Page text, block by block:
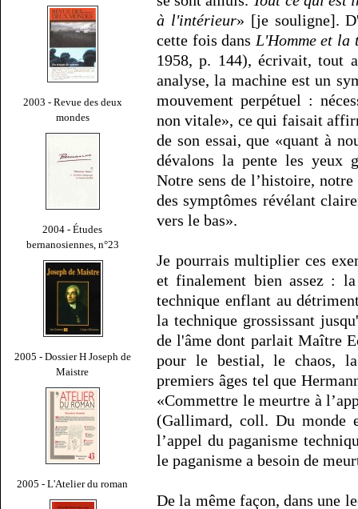
2003 - Revue des deux
mondes
2004 - Études
bernanosiennes, n°23
2005 - Dossier H Joseph de
Maistre
2005 - L'Atelier du roman
à l'intérieur» [je souligne].
cette fois dans L'Homme et la
1958, p. 144), écrivait, tout
analyse, la machine est un
mouvement perpétuel :
non vitale», ce qui faisait
de son essai, que «quant à
dévalons la pente les yeux
Notre sens de l’histoire,
des symptômes révélant
vers le bas».
Je pourrais multiplier ces
et finalement bien assez :
technique enflant au
la technique grossissant
de l'âme dont parlait Maître
pour le bestial, le chaos,
premiers âges tel que
«Commettre le meurtre à
(Gallimard, coll. Du monde
l’appel du paganisme
le paganisme a besoin de
De la même façon, dans une